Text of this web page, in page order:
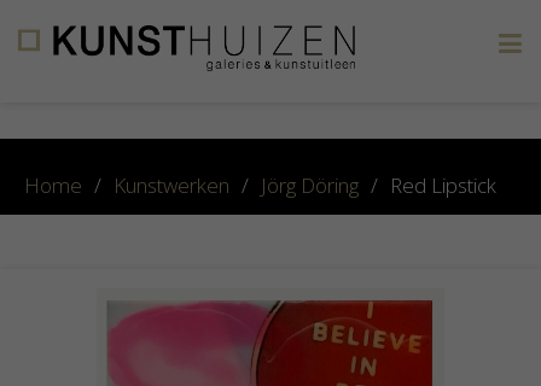
Home / Kunstwerken / Jörg Döring / Red Lipstick